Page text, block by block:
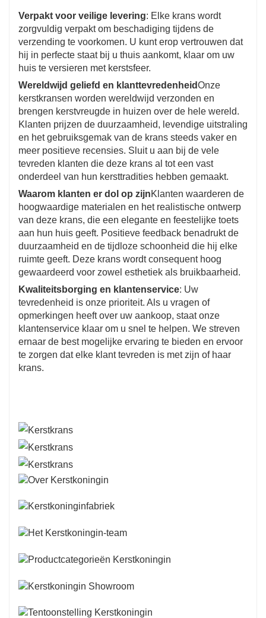
Verpakt voor veilige levering: Elke krans wordt
zorgvuldig verpakt om beschadiging tijdens de
verzending te voorkomen. U kunt erop vertrouwen dat
hij in perfecte staat bij u thuis aankomt, klaar om uw
huis te versieren met kerstsfeer.
Wereldwijd geliefd en klanttevredenheidOnze
kerstkransen worden wereldwijd verzonden en
brengen kerstvreugde in huizen over de hele wereld.
Klanten prijzen de duurzaamheid, levendige uitstraling
en het gebruiksgemak van de krans steeds vaker en
meer positieve recensies. Sluit u aan bij de vele
tevreden klanten die deze krans al tot een vast
onderdeel van hun kersttradities hebben gemaakt.
Waarom klanten er dol op zijnKlanten waarderen de
hoogwaardige materialen en het realistische ontwerp
van deze krans, die een elegante en feestelijke toets
aan hun huis geeft. Positieve feedback benadrukt de
duurzaamheid en de tijdloze schoonheid die hij elke
ruimte geeft. Deze krans wordt consequent hoog
gewaardeerd voor zowel esthetiek als bruikbaarheid.
Kwaliteitsborging en klantenservice: Uw
tevredenheid is onze prioriteit. Als u vragen of
opmerkingen heeft over uw aankoop, staat onze
klantenservice klaar om u snel te helpen. We streven
ernaar de best mogelijke ervaring te bieden en ervoor
te zorgen dat elke klant tevreden is met zijn of haar
krans.